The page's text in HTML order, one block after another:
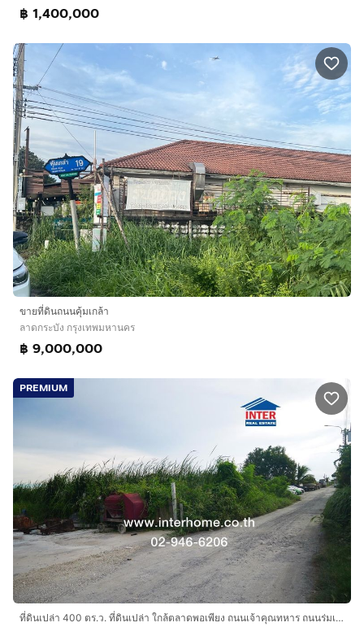
฿ 1,400,000
ขายที่ดินถนนคุ้มเกล้า
ลาดกระบัง กรุงเทพมหานคร
฿ 9,000,000
PREMIUM
ที่ดินเปล่า 400 ตร.ว. ที่ดินเปล่า ใกล้ตลาดพอเพียง ถนนเจ้าคุณทหาร ถนนร่มเกล้า เขตลาดกระบัง กรุงเทพมหานคร